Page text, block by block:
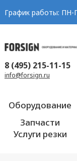
График работы: ПН-
8 (495) 215-11-15
info@forsign.ru
Оборудование
Запчасти
Услуги резки